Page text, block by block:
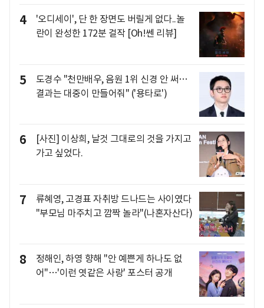
4
'오디세이', 단 한 장면도 버릴게 없다..놀
란이 완성한 172분 걸작 [Oh!쎈 리뷰]
5
도경수 "천만배우, 음원 1위 신경 안 써…
결과는 대중이 만들어줘" ('용타로')
6
[사진] 이상희, 날것 그대로의 것을 가지고
가고 싶었다.
7
류혜영, 고경표 자취방 드나드는 사이였다
"부모님 마주치고 깜짝 놀라"(나혼자산다)
8
정해인, 하영 향해 "안 예쁜게 하나도 없
어"…'이런 엿같은 사랑' 포스터 공개